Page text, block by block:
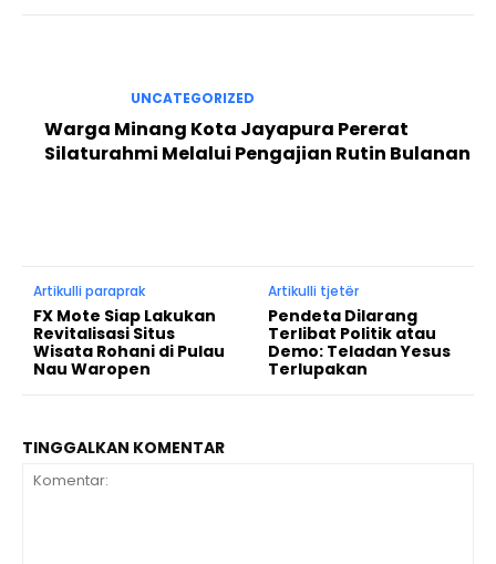
UNCATEGORIZED
Warga Minang Kota Jayapura Pererat
Silaturahmi Melalui Pengajian Rutin Bulanan
Artikulli paraprak
FX Mote Siap Lakukan
Revitalisasi Situs
Wisata Rohani di Pulau
Nau Waropen
Artikulli tjetër
Pendeta Dilarang
Terlibat Politik atau
Demo: Teladan Yesus
Terlupakan
TINGGALKAN KOMENTAR